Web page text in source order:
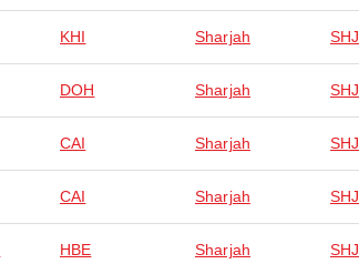
KHI Sharjah SHJ
DOH Sharjah SHJ
CAI Sharjah SHJ
CAI Sharjah SHJ
HBE Sharjah SHJ